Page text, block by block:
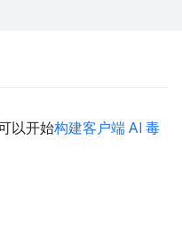
以开始构建客户端 AI 毒